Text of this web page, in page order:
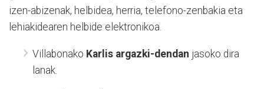
izen-abizenak, helbidea, herria, telefono-zenbakia eta
lehiakidearen helbide elektronikoa.
Villabonako Karlis argazki-dendan jasoko dira
lanak.